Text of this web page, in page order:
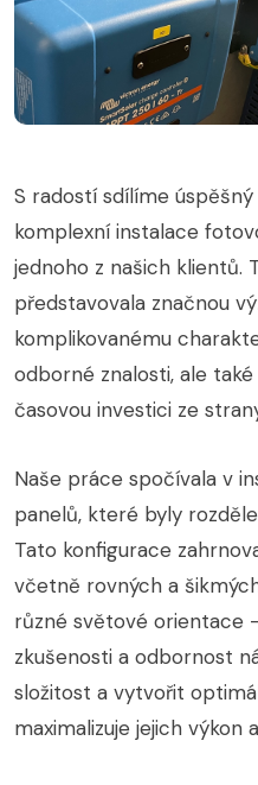
S radostí sdílíme
komplexní instalace
jednoho z našich klientů.
představovala značnou
komplikovanému
odborné znalosti, ale
časovou investici ze
Naše práce spočívala v
panelů, které byly
Tato konfigurace
včetně rovných a
různé světové orientace
zkušenosti a odbornost
složitost a vytvořit
maximalizuje jejich výkon